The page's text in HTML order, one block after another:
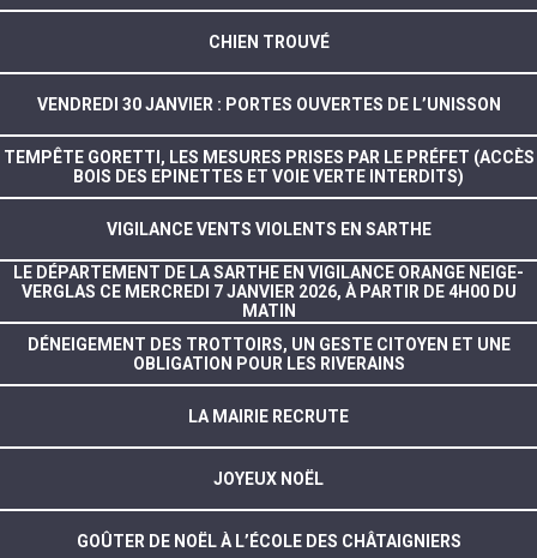
CHIEN TROUVÉ
VENDREDI 30 JANVIER : PORTES OUVERTES DE L’UNISSON
TEMPÊTE GORETTI, LES MESURES PRISES PAR LE PRÉFET (ACCÈS
BOIS DES EPINETTES ET VOIE VERTE INTERDITS)
VIGILANCE VENTS VIOLENTS EN SARTHE
LE DÉPARTEMENT DE LA SARTHE EN VIGILANCE ORANGE NEIGE-
VERGLAS CE MERCREDI 7 JANVIER 2026, À PARTIR DE 4H00 DU
MATIN
DÉNEIGEMENT DES TROTTOIRS, UN GESTE CITOYEN ET UNE
OBLIGATION POUR LES RIVERAINS
LA MAIRIE RECRUTE
JOYEUX NOËL
GOÛTER DE NOËL À L’ÉCOLE DES CHÂTAIGNIERS